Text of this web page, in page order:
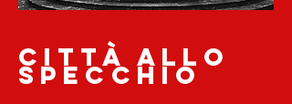
città allo
specchio